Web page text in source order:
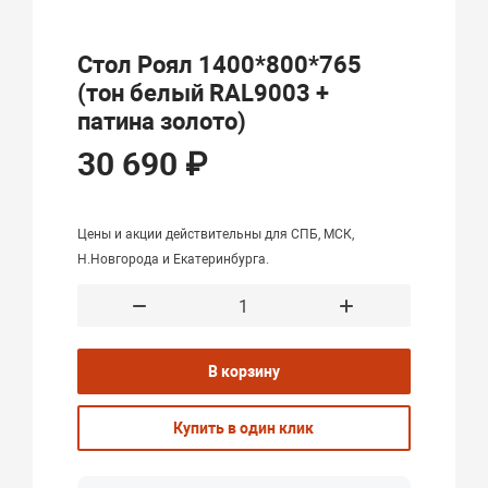
Стол Роял 1400*800*765
(тон белый RAL9003 +
патина золото)
30 690 ₽
Цены и акции действительны для СПБ, МСК,
Н.Новгорода и Екатеринбурга.
В корзину
Купить в один клик